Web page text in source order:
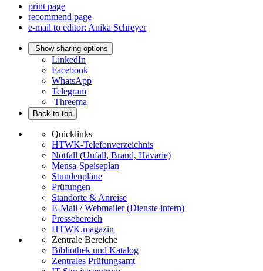
print page
recommend page
e-mail to editor: Anika Schreyer
Show sharing options
LinkedIn
Facebook
WhatsApp
Telegram
Threema
Back to top
Quicklinks
HTWK-Telefonverzeichnis
Notfall (Unfall, Brand, Havarie)
Mensa-Speiseplan
Stundenpläne
Prüfungen
Standorte & Anreise
E-Mail / Webmailer (Dienste intern)
Pressebereich
HTWK.magazin
Zentrale Bereiche
Bibliothek und Katalog
Zentrales Prüfungsamt